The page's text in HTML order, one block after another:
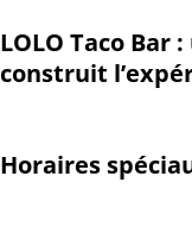
LOLO Taco Bar
construit
Horaires